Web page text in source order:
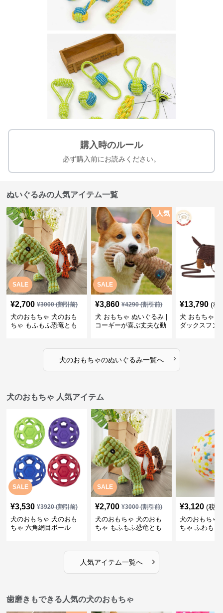
購入時のルール
必ず購入前にお読みください。
ぬいぐるみの人気アイテム一覧
SALE
¥2,700 ¥3000(割引前)
犬のおもちゃ 犬のおも
ちゃ もふもふ恐竜とも
SALE
人気
¥3,860 ¥4290(割引前)
犬 おもちゃ ぬいぐるみ |
コーギーが喜ぶ丈夫な動
¥13,790 (税
犬 おもちゃ
ダックスフン
犬のおもちゃのぬいぐるみ一覧へ ›
犬のおもちゃ 人気アイテム
SALE
¥3,530 ¥3920(割引前)
犬のおもちゃ 犬のおも
ちゃ 六角網目ボール
SALE
¥2,700 ¥3000(割引前)
犬のおもちゃ 犬のおも
ちゃ もふもふ恐竜とも
¥3,120 (税
犬のおもちゃ
ちゃ ふわもこ
人気アイテム一覧へ ›
歯磨きもできる人気の犬のおもちゃ